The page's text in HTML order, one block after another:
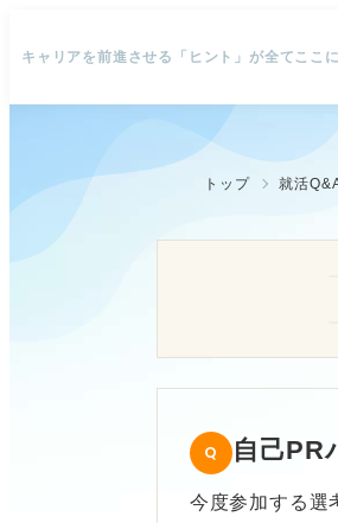
キャリアを前進させる「ヒント」が全てここに
トップ 就活
自己PR
今度参加する選